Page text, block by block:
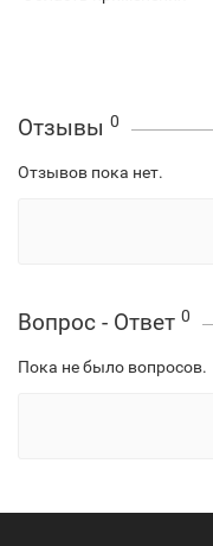
Отзывы 0
Отзывов пока нет.
Вопрос - Ответ 0
Пока не было вопросов.